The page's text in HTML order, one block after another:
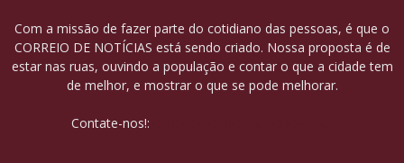
Com a missão de fazer parte do cotidiano das pessoas, é que o
CORREIO DE NOTÍCIAS está sendo criado. Nossa proposta é de
estar nas ruas, ouvindo a população e contar o que a cidade tem
de melhor, e mostrar o que se pode melhorar.
Contate-nos!: